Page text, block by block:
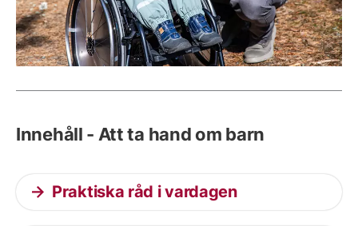
Innehåll - Att ta hand om barn
Praktiska råd i vardagen